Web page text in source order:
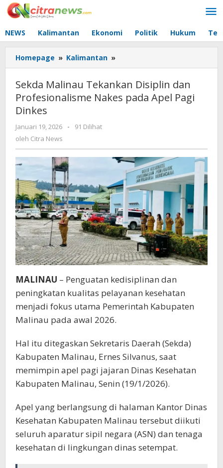
Lewati
ke
NEWS Kalimantan Ekonomi Politik Hukum
Homepage » Kalimantan »
Malinau
Tekankan
Disiplin
dan
Pagi
Dinkes
Sekda Malinau Tekankan Disiplin dan
Profesionalisme Nakes pada Apel Pagi
Dinkes
Januari 19, 2026
oleh
-
91 Dilihat
oleh Citra News
MALINAU – Penguatan kedisiplinan dan
peningkatan kualitas pelayanan kesehatan
menjadi fokus utama Pemerintah Kabupaten
Malinau pada awal 2026.
Hal itu ditegaskan Sekretaris Daerah (Sekda)
Kabupaten Malinau, Ernes Silvanus, saat
memimpin apel pagi jajaran Dinas Kesehatan
Kabupaten Malinau, Senin (19/1/2026).
Apel yang berlangsung di halaman Kantor Dinas
Kesehatan Kabupaten Malinau tersebut diikuti
seluruh aparatur sipil negara (ASN) dan tenaga
kesehatan di lingkungan dinas setempat.